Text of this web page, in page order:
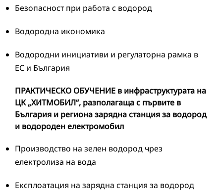
Безопасност при работа с водород
Водородна икономика
Водородни инициативи и регулаторна рамка в
ЕС и България
ПРАКТИЧЕСКО ОБУЧЕНИЕ в инфраструктурата на
ЦК „ХИТМОБИЛ“, разполагаща с първите в
България и региона зарядна станция за водород
и водороден електромобил
Производство на зелен водород чрез
електролиза на вода
Експлоатация на зарядна станция за водород